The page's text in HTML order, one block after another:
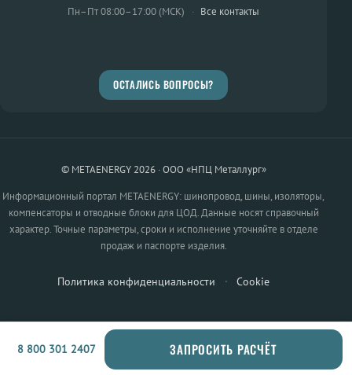
Пн–Пт 08:00–17:00 (МСК) · Все контакты
ОСТАЛИСЬ ВОПРОСЫ?
© METAENERGY 2026 · ООО «НПЦ Металлург»
Информационный портал METAENERGY: шинопровод, шины, изоляторы,
компенсаторы и отводные блоки для ЦОД. Данные носят справочный
характер. Точные параметры, сроки и исполнение уточняйте в отделе
продаж и паспорте изделия.
Политика конфиденциальности · Cookie
8 800 301 2407 ЗАПРОСИТЬ РАСЧЁТ